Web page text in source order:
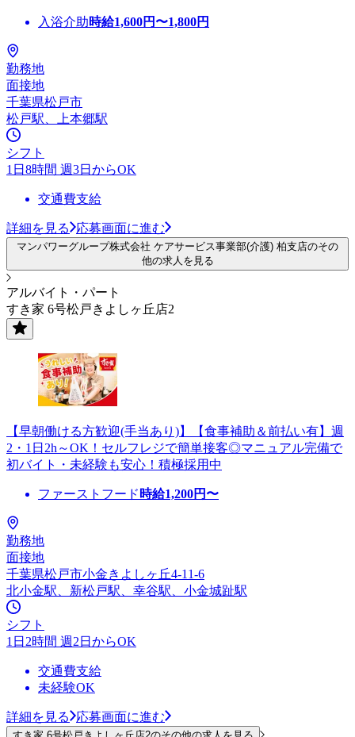
入浴介助時給1,600円〜1,800円
勤務地
面接地
千葉県松戸市
松戸駅、上本郷駅
シフト
1日8時間 週3日からOK
交通費支給
詳細を見る 応募画面に進む
マンパワーグループ株式会社 ケアサービス事業部(介護) 柏支店のその
他の求人を見る
アルバイト・パート
すき家 6号松戸きよしヶ丘店2
【早朝働ける方歓迎(手当あり)】【食事補助＆前払い有】週
2・1日2h～OK！セルフレジで簡単接客◎マニュアル完備で
初バイト・未経験も安心！積極採用中
ファーストフード 時給1,200円〜
勤務地
面接地
千葉県松戸市小金きよしヶ丘4-11-6
北小金駅、新松戸駅、幸谷駅、小金城趾駅
シフト
1日2時間 週2日からOK
交通費支給
未経験OK
詳細を見る 応募画面に進む